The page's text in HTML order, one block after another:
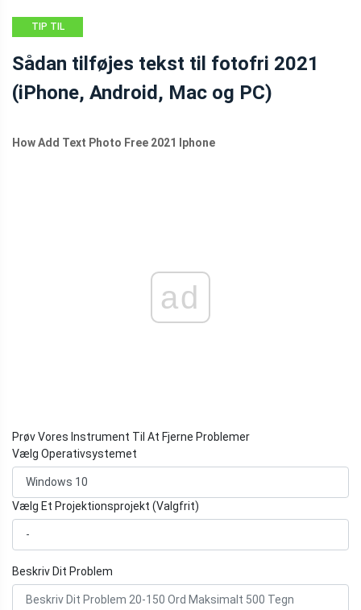
TIP TIL
Sådan tilføjes tekst til fotofri 2021
(iPhone, Android, Mac og PC)
How Add Text Photo Free 2021 Iphone
ad
Prøv Vores Instrument Til At Fjerne Problemer
Vælg Operativsystemet
Vælg Et Projektionsprojekt (Valgfrit)
Beskriv Dit Problem